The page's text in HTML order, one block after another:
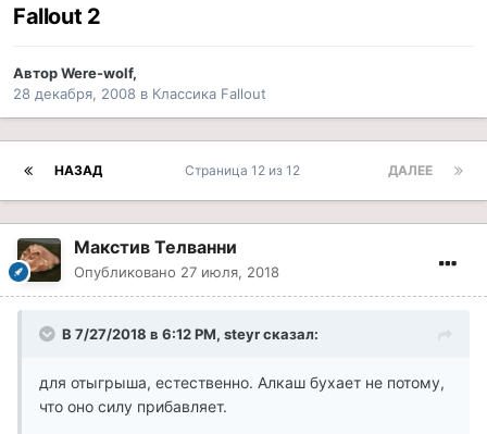
Fallout 2
АвторWere-wolf,
28 декабря, 2008 в Классика Fallout
НАЗАД ДАЛЕЕ
Страница 12 из 12
Макстив Телванни
Опубликовано 27 июля, 2018
В 7/27/2018 в 6:12 PM, steyr сказал:
для отыгрыша, естественно. Алкаш бухает не потому,
что оно силу прибавляет.